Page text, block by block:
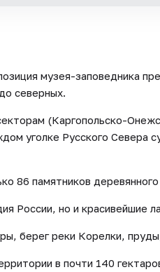
музея-заповедника
северных.
(Каргопольско-
уголке Русского Севера
86 памятников
России, но и красивейшие
берег реки Корелки,
в почти 140